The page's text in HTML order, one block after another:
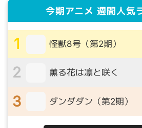
今期アニメ 週間人気
1 怪獣8号（第2期）
2 薫る花は凛と咲く
3 ダンダダン（第2期）